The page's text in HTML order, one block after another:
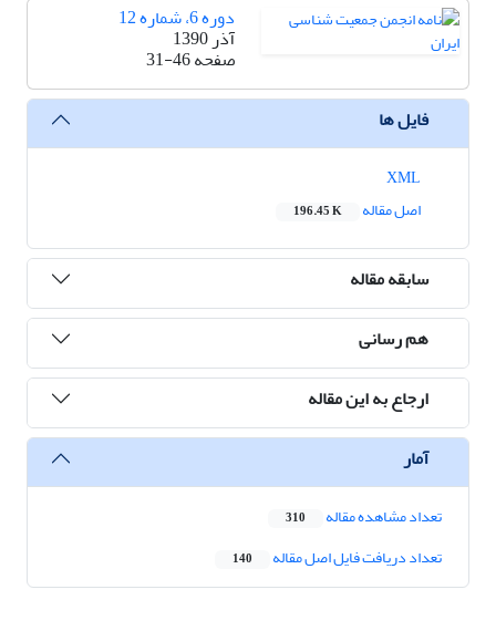
دوره 6، شماره 12
آذر 1390
صفحه31-46
فایل ها
اصل مقاله
196.45 K
سابقه مقاله
هم رسانی
ارجاع به این مقاله
آمار
تعداد مشاهده مقاله 310
تعداد دریافت فایل اصل مقاله 140